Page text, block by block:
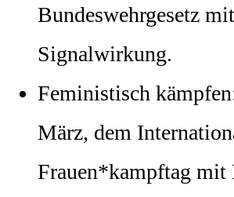
Bundeswehrgesetz mit
Signalwirkung.
Feministisch
März, dem
Frauen*kampftag mit